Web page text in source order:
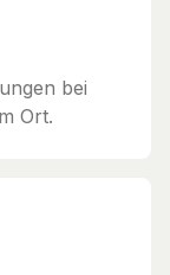
bei
Ort.